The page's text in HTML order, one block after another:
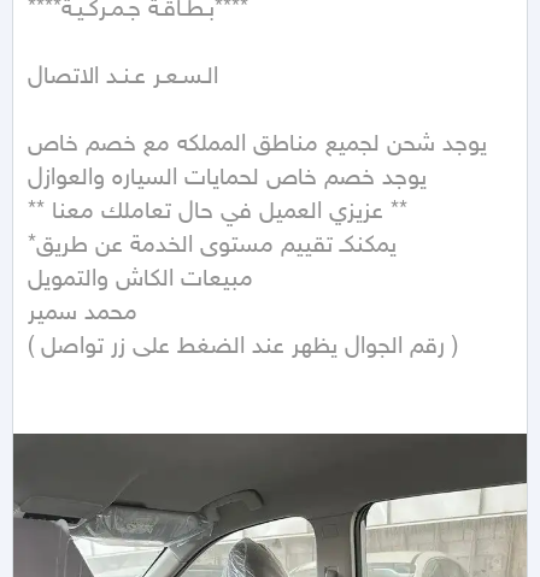
****بـطـاقـة جـمـركـيـة****
الـسـعـر عـنـد الاتصال
يوجد شحن لجميع مناطق المملكه مع خصم خاص
يوجد خصم خاص لحمايات السياره والعوازل
** عزيزي العميل في حال تعاملك معنا **
*يمكنكـ تقييم مستوى الخدمة عن طريق
مبيعات الكاش والتمويل
محمد سمير
( رقم الجوال يظهر عند الضغط على زر تواصل )